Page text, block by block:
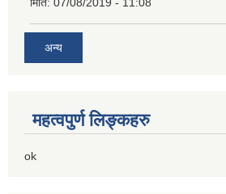
अन्य
महत्वपुर्ण लिङ्कहरु
ok